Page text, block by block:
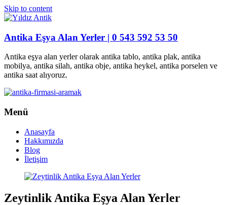
Skip to content
Antika Eşya Alan Yerler | 0 543 592 53 50
Antika eşya alan yerler olarak antika tablo, antika plak, antika
mobilya, antika silah, antika obje, antika heykel, antika porselen ve
antika saat alıyoruz.
Menü
Anasayfa
Hakkımızda
Blog
İletişim
Zeytinlik Antika Eşya Alan Yerler